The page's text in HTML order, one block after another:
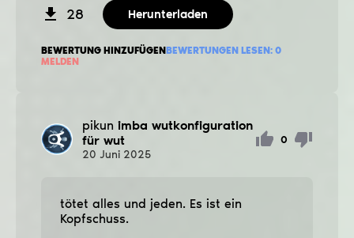
28 Herunterladen
BEWERTUNG HINZUFÜGENBEWERTUNGEN LESEN: 0
MELDEN
pikun imba wutkonfiguration
für wut
20 Juni 2025
0
tötet alles und jeden. Es ist ein
Kopfschuss.